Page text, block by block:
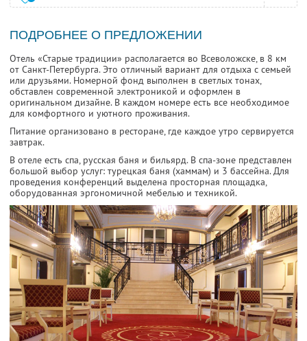
ПОДРОБНЕЕ О ПРЕДЛОЖЕНИИ
Отель «Старые традиции» располагается во Всеволожске, в 8 км
от Санкт-Петербурга. Это отличный вариант для отдыха с семьей
или друзьями. Номерной фонд выполнен в светлых тонах,
обставлен современной электроникой и оформлен в
оригинальном дизайне. В каждом номере есть все необходимое
для комфортного и уютного проживания.
Питание организовано в ресторане, где каждое утро сервируется
завтрак.
В отеле есть спа, русская баня и бильярд. В спа-зоне представлен
большой выбор услуг: турецкая баня (хаммам) и 3 бассейна. Для
проведения конференций выделена просторная площадка,
оборудованная эргономичной мебелью и техникой.